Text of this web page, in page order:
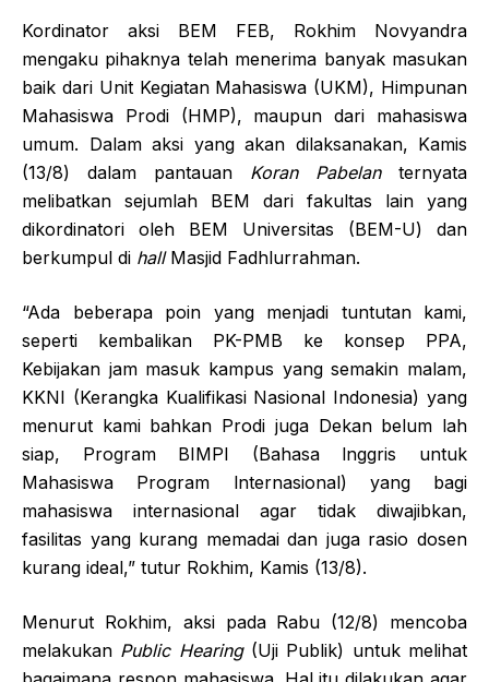
Kordinator aksi BEM FEB, Rokhim Novyandra
mengaku pihaknya telah menerima banyak masukan
baik dari Unit Kegiatan Mahasiswa (UKM), Himpunan
Mahasiswa Prodi (HMP), maupun dari mahasiswa
umum. Dalam aksi yang akan dilaksanakan, Kamis
(13/8) dalam pantauan Koran Pabelanternyata
melibatkan sejumlah BEM dari fakultas lain yang
dikordinatori oleh BEM Universitas (BEM-U) dan
berkumpul di hallMasjid Fadhlurrahman.
“Ada beberapa poin yang menjadi tuntutan kami,
seperti kembalikan PK-PMB ke konsep PPA,
Kebijakan jam masuk kampus yang semakin malam,
KKNI (Kerangka Kualifikasi Nasional Indonesia) yang
menurut kami bahkan Prodi juga Dekan belum lah
siap, Program BIMPI (Bahasa lnggris untuk
Mahasiswa Program lnternasional) yang bagi
mahasiswa internasional agar tidak diwajibkan,
fasilitas yang kurang memadai dan juga rasio dosen
kurang ideal,” tutur Rokhim, Kamis (13/8).
Menurut Rokhim, aksi pada Rabu (12/8) mencoba
melakukan Public Hearing(Uji Publik) untuk melihat